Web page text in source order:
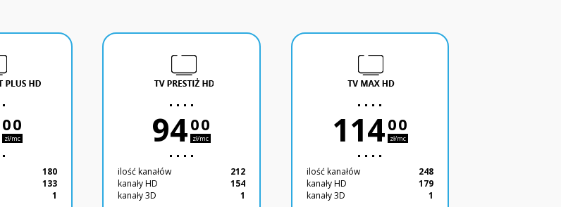
00
zł/mc
180
133
1
9400
zł/mc
ilość kanałów
212
kanały HD
154
kanały 3D
1
11400
zł/mc
ilość kanałów
248
kanały HD
179
kanały 3D
1